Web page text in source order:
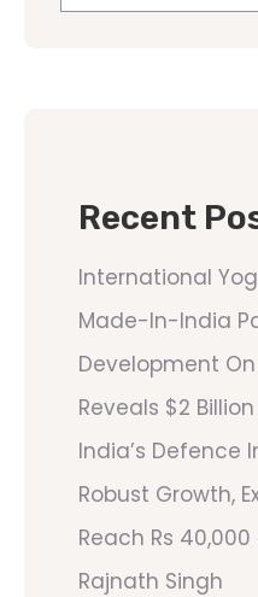
Recent
International
Made-In-India
Development On
Reveals $2
India’s Defence
Robust Growth,
Reach Rs
Rajnath Singh